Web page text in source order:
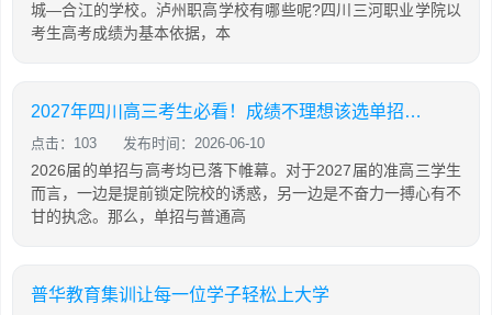
城—合江的学校。泸州职高学校有哪些呢?四川三河职业学院以
考生高考成绩为基本依据，本
2027年四川高三考生必看！成绩不理想该选单招还是高考？单招又有哪些优势？
点击：103 发布时间：2026-06-10
2026届的单招与高考均已落下帷幕。对于2027届的准高三学生
而言，一边是提前锁定院校的诱惑，另一边是不奋力一搏心有不
甘的执念。那么，单招与普通高
普华教育集训让每一位学子轻松上大学